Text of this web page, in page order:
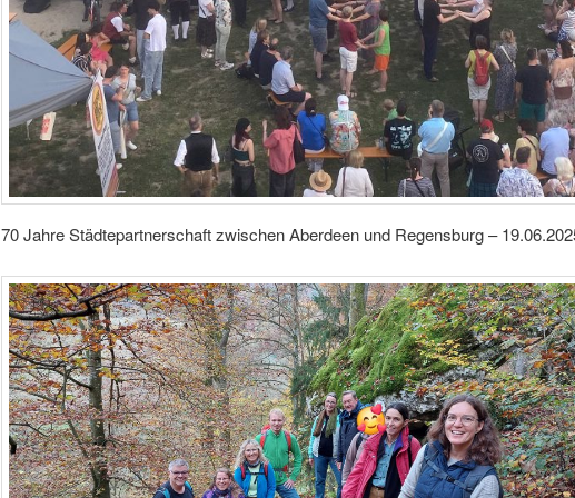
70 Jahre Städtepartnerschaft zwischen Aberdeen und Regensburg –